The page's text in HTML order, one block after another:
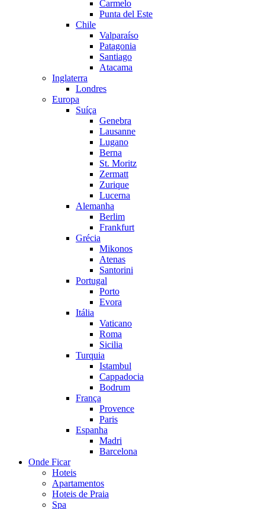
Carmelo
Punta del Este
Chile
Valparaíso
Patagonia
Santiago
Atacama
Inglaterra
Londres
Europa
Suíça
Genebra
Lausanne
Lugano
Berna
St. Moritz
Zermatt
Zurique
Lucerna
Alemanha
Berlim
Frankfurt
Grécia
Mikonos
Atenas
Santorini
Portugal
Porto
Evora
Itália
Vaticano
Roma
Sicilia
Turquia
Istambul
Cappadocia
Bodrum
França
Provence
Paris
Espanha
Madri
Barcelona
Onde Ficar
Hoteis
Apartamentos
Hoteis de Praia
Spa